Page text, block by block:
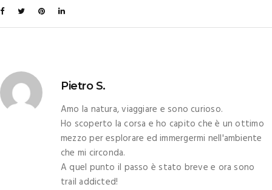
Pietro S.
Amo la natura, viaggiare e sono curioso.
Ho scoperto la corsa e ho capito che è un ottimo
mezzo per esplorare ed immergermi nell'ambiente
che mi circonda.
A quel punto il passo è stato breve e ora sono
trail addicted!